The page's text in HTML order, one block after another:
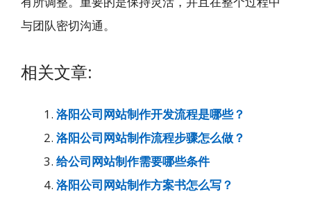
与团队密切沟通。
相关文章:
洛阳公司网站制作开发流程是哪些？
洛阳公司网站制作流程步骤怎么做？
给公司网站制作需要哪些条件
洛阳公司网站制作方案书怎么写？